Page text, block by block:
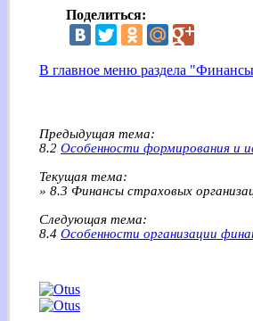
Поделиться:
В главное меню раздела
Предыдущая тема:
8.2 Особенности формирования и
Текущая тема:
» 8.3 Финансы страховых
Следующая тема:
8.4 Особенности организации